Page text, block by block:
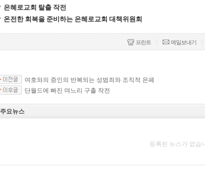
은혜로교회 탈출 작전
온전한 회복을 준비하는 은혜로교회 대책위원회
프린트 메일보내기
여호와의 증인의 반복되는 성범죄와 조직적 은폐
단월드에 빠진 며느리 구출 작전
주요뉴스
등록된 뉴스가 없습